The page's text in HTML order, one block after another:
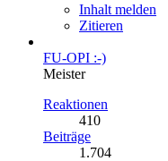
Inhalt melden
Zitieren
FU-OPI :-)
Meister
Reaktionen
410
Beiträge
1.704